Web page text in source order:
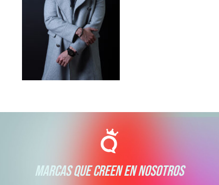
MARCAS QUE CREEN EN NOSOTROS